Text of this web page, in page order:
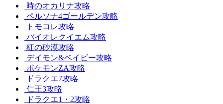
時のオカリナ攻略
ペルソナ4ゴールデン攻略
トモコレ攻略
バイオレクイエム攻略
紅の砂漠攻略
デイモン&ベイビー攻略
ポケモンZA攻略
ドラクエ7攻略
仁王3攻略
ドラクエ1・2攻略